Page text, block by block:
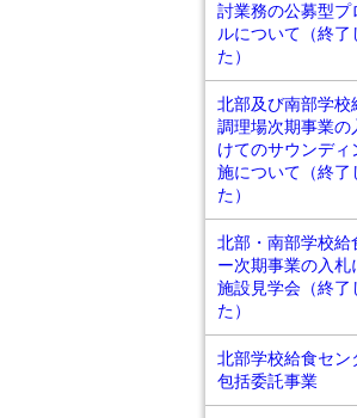
討業務の公募型プ
ルについて（終了
た）
北部及び南部学校
調理場次期事業の
けてのサウンディ
施について（終了
た）
北部・南部学校給
ー次期事業の入札
施設見学会（終了
た）
北部学校給食セン
包括委託事業